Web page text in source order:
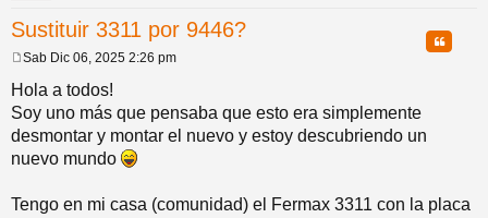
pi
do
s
o e
Sustituir 3311 por 9446? Citar
e
n
s
a
j
e
Sab Dic 06, 2025 2:26 pm
Hola a todos!
Soy uno más que pensaba que esto era simplemente
desmontar y montar el nuevo y estoy descubriendo un
nuevo mundo
Tengo en mi casa (comunidad) el Fermax 3311 con la placa